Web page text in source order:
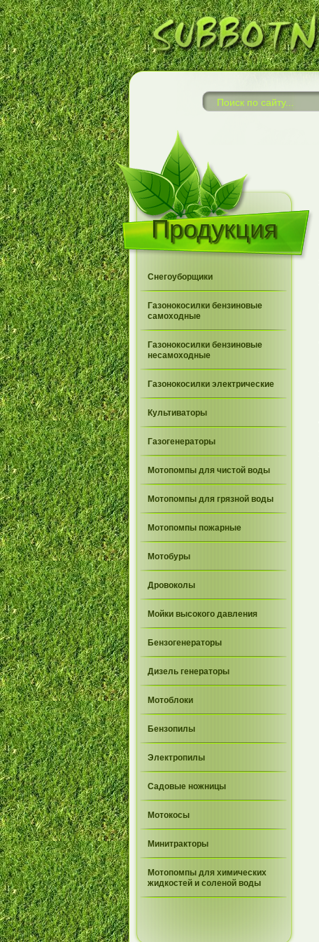
Продукция
Снегоуборщики
Газонокосилки бензиновые
самоходные
Газонокосилки бензиновые
несамоходные
Газонокосилки электрические
Культиваторы
Газогенераторы
Мотопомпы для чистой воды
Мотопомпы для грязной воды
Мотопомпы пожарные
Мотобуры
Дровоколы
Мойки высокого давления
Бензогенераторы
Дизель генераторы
Мотоблоки
Бензопилы
Электропилы
Садовые ножницы
Мотокосы
Минитракторы
Мотопомпы для химических
жидкостей и соленой воды